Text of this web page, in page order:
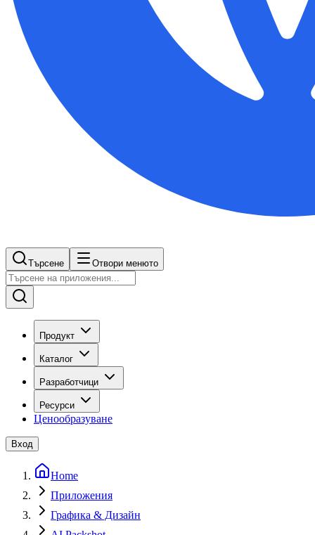
Търсене Отвори менюто
Продукт
Каталог
Разработчици
Ресурси
Ценообразуване
Вход
Home
Приложения
Графика & Дизайн